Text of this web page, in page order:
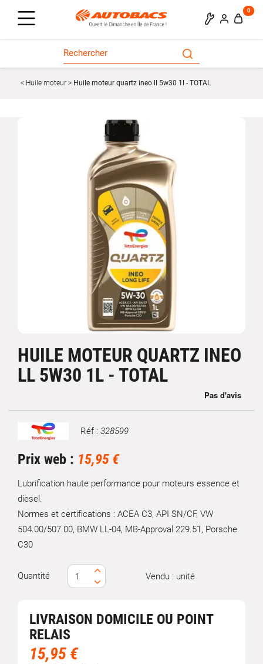
0
Huile moteur Huile moteur quartz ineo ll 5w30 1l - TOTAL
HUILE MOTEUR QUARTZ INEO
LL 5W30 1L - TOTAL
Marque Réf : 328599
Prix web : 15,95 €
Lubrification haute performance pour moteurs essence et
diesel.
Normes et certifications : ACEA C3, API SN/CF, VW
504.00/507.00, BMW LL-04, MB-Approval 229.51, Porsche
C30
Quantité Vendu : unité
LIVRAISON DOMICILE OU POINT
RELAIS
15,95 €